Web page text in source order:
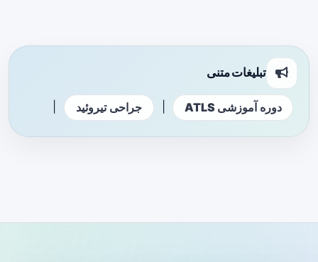
تبلیغات متنی
دوره آموزشی ATLS جراحی تیروئید